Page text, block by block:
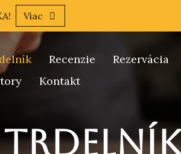
Viac
Recenzie Rezervácia
Kontakt
trdelník